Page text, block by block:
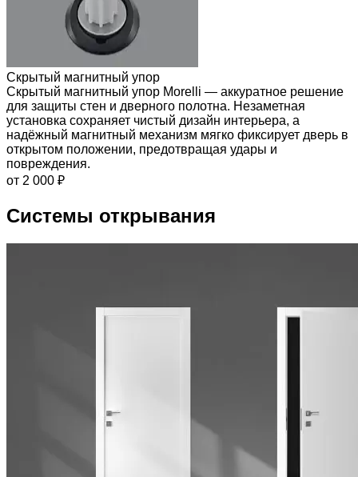
Скрытый магнитный упор
Скрытый магнитный упор Morelli — аккуратное решение
для защиты стен и дверного полотна. Незаметная
установка сохраняет чистый дизайн интерьера, а
надёжный магнитный механизм мягко фиксирует дверь в
открытом положении, предотвращая удары и
повреждения.
от 2 000 ₽
Системы открывания